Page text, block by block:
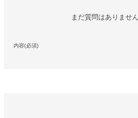
まだ質問はありません
内容(必須)